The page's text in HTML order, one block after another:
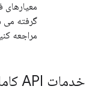
معیارهای
گرفته می
مراجعه
خدمات API کاملاً منسوخ شده